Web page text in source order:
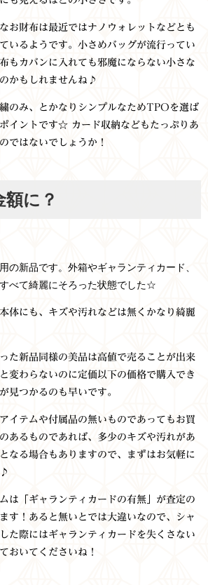
お財布は最近ではナノウォレットなどとも
いるようです。小さめバッグが流行ってい
もカバンに入れても邪魔にならない小さな
かもしれませんね♪
のみ、とかなりシンプルなためTPOを選ば
イントです☆ カード収納などもたっぷりあ
ではないでしょうか！
に？
の新品です。外箱やギャランティカード、
べて綺麗にそろった状態でした☆
体にも、キズや汚れなどは無くかなり綺麗
た新品同様の美品は高値で売ることが出来
わらないのに定価以下の価格で購入でき
見つかるのも早いです。
イテムや付属品の無いものであってもお買
あるものであれば、多少のキズや汚れがあ
なる場合もありますので、まずはお気軽に
♪
は「ギャランティカードの有無」が査定の
す！あると無いとでは大違いなので、シャ
た際にはギャランティカードを失くさない
おいてくださいね！